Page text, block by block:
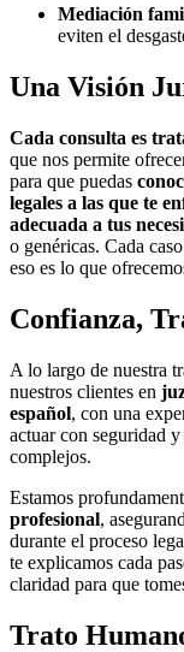
Mediación
eviten el
Una Visión
Cada consulta es
que nos permite
para que puedas
legales a las que te
adecuada a tus
o genéricas. Cada
eso es lo que
Confianza,
A lo largo de nuestra
nuestros clientes en
español, con una
actuar con seguridad
complejos.
Estamos
profesional,
durante el proceso
te explicamos cada
claridad para que
Trato